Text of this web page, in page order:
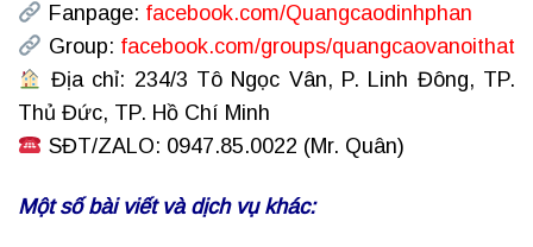
Fanpage: facebook.com/Quangcaodinhphan
Group: facebook.com/groups/quangcaovanoithat
Địa chỉ: 234/3 Tô Ngọc Vân, P. Linh Đông, TP.
Thủ Đức, TP. Hồ Chí Minh
SĐT/ZALO: 0947.85.0022 (Mr. Quân)
Một số bài viết và dịch vụ khác: